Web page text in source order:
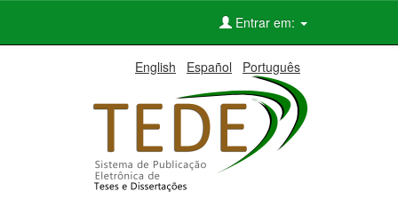
Entrar em:
English Español Português